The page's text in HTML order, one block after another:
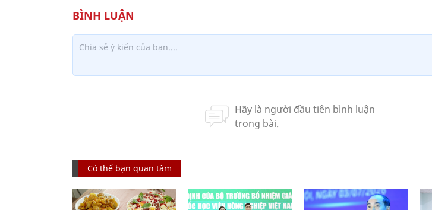
Có thể bạn quan tâm